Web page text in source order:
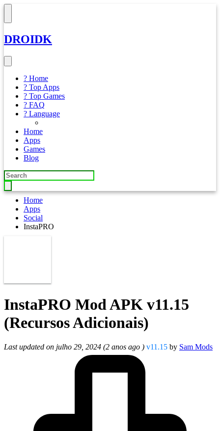
DROIDK
? Home
? Top Apps
? Top Games
? FAQ
? Language
Home
Apps
Games
Blog
Home
Apps
Social
InstaPRO
InstaPRO Mod APK v11.15
(Recursos Adicionais)
Last updated on julho 29, 2024 (2 anos ago ) v11.15 by Sam Mods